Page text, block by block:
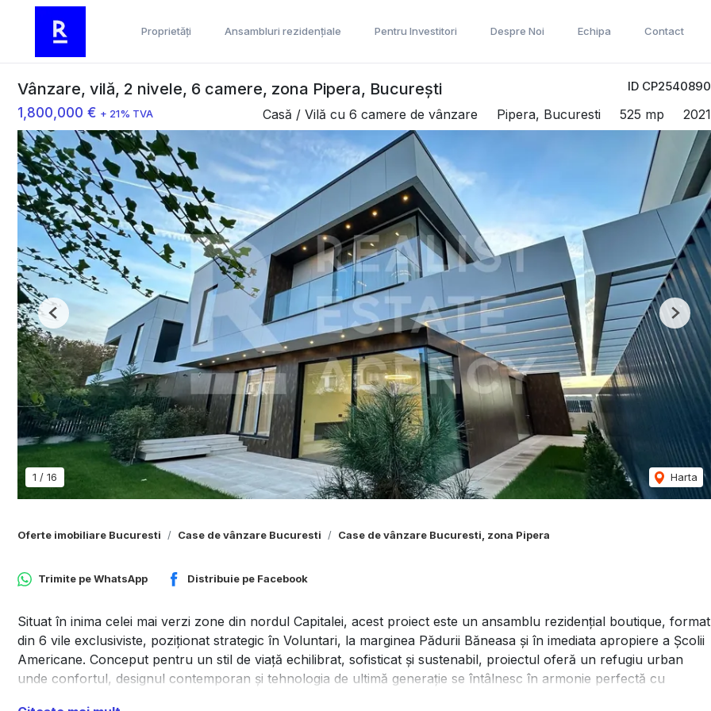
Proprietăți Ansambluri rezidențiale Pentru Investitori Despre Noi Echipa Contact
ID CP2540890
Vânzare, vilă, 2 nivele, 6 camere, zona Pipera, București
1,800,000 € + 21% TVA Casă / Vilă cu 6 camere de vânzare Pipera, Bucuresti 525 mp 2021
1 / 16 Harta
Previous Next
Oferte imobiliare Bucuresti Case de vânzare Bucuresti Case de vânzare Bucuresti, zona Pipera
Trimite peWhatsApp Distribuie pe Facebook
Situat în inima celei mai verzi zone din nordul Capitalei, acest proiect este un ansamblu rezidențial boutique, format
din 6 vile exclusiviste, poziționat strategic în Voluntari, la marginea Pădurii Băneasa și în imediata apropiere a Școlii
Americane. Conceput pentru un stil de viață echilibrat, sofisticat și sustenabil, proiectul oferă un refugiu urban
unde confortul, designul contemporan și tehnologia de ultimă generație se întâlnesc în armonie perfectă cu